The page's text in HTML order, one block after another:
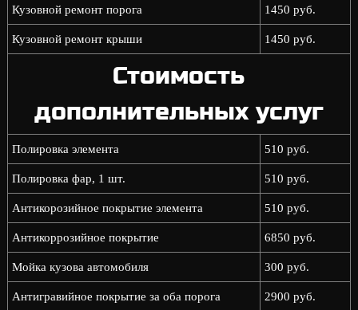
Кузовной ремонт порога 1450 руб.
Кузовной ремонт крыши 1450 руб.
Стоимость
дополнительных услуг
Полировка элемента 510 руб.
Полировка фар, 1 шт. 510 руб.
Антикорозийное покрытие элемента 510 руб.
Антикоррозийное покрытие 6850 руб.
Мойка кузова автомобиля 300 руб.
Антигравийное покрытие за оба порога 2900 руб.